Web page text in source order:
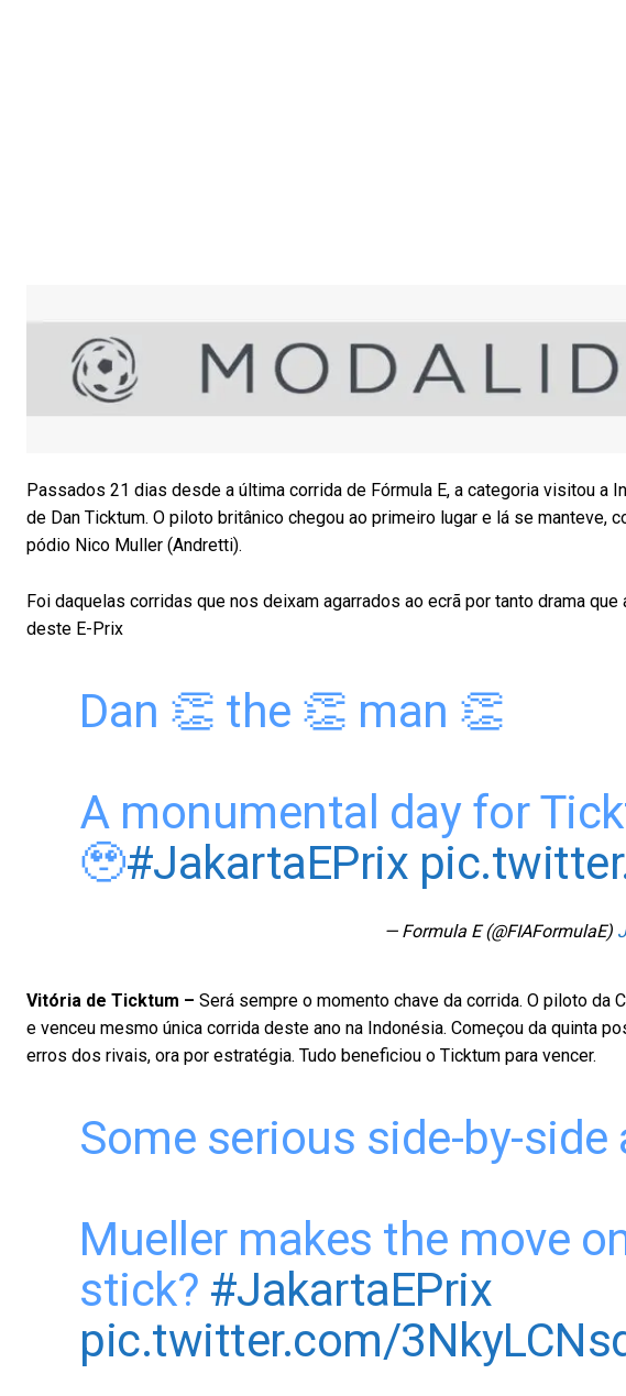
Passados 21 dias desde a última corrida de Fórmula E, a categoria visitou a
de Dan Ticktum. O piloto britânico chegou ao primeiro lugar e lá se manteve,
pódio Nico Muller (Andretti).
Foi daquelas corridas que nos deixam agarrados ao ecrã por tanto drama
deste E-Prix
Dan 👏 the 👏 man 👏
A monumental day for
🥹#JakartaEPrix
— Formula E (@FIAFormulaE)
Vitória de Ticktum – Será sempre o momento chave da corrida. O piloto
e venceu mesmo única corrida deste ano na Indonésia. Começou da quinta
erros dos rivais, ora por estratégia. Tudo beneficiou o Ticktum para vencer.
Some serious side-by-side
Mueller makes the move
stick? #JakartaEPrix
pic.twitter.com/